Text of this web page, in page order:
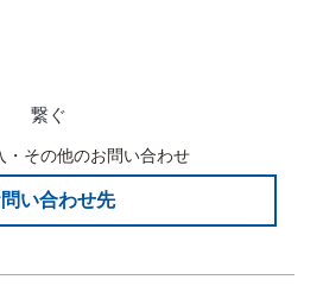
繋ぐ
・その他のお問い合わせ
い合わせ先